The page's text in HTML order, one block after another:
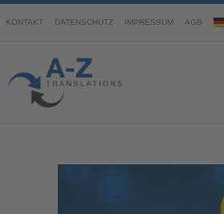
KONTAKT DATENSCHUTZ IMPRESSUM AGB